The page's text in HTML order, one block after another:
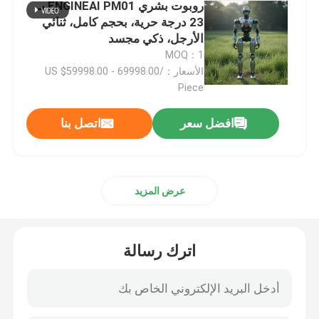
ذراع روبوت اللحام
منصات نقالة ذراع الروبوت
روبوت تعاوني
روبوت بشري ENGINEAI PM01 بـ
23 درجة حرية، بحجم كامل، ثنائي
الأرجل، ذكي مجسد
MOQ：1
الأسعار：US $59998.00 - 69998.00/
Piece
افضل سعر اتصل بنا
عرض المزيد
اترك رسالة